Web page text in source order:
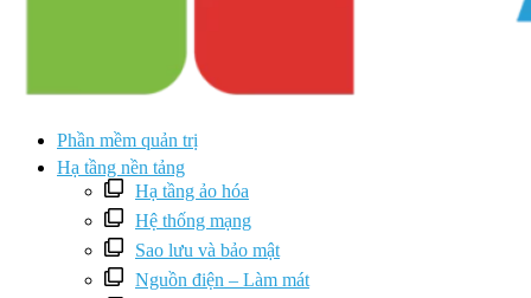
Phần mềm quản trị
Hạ tầng nền tảng
Hạ tầng ảo hóa
Hệ thống mạng
Sao lưu và bảo mật
Nguồn điện – Làm mát